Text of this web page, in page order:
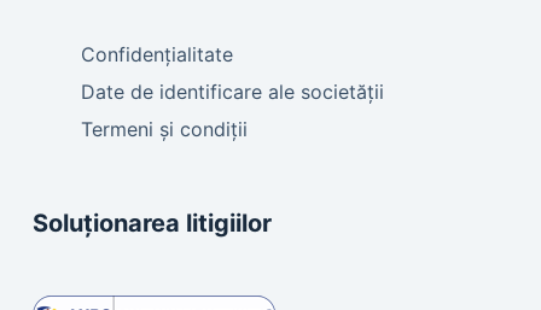
Confidențialitate
Date de identificare ale societății
Termeni și condiții
Soluționarea litigiilor